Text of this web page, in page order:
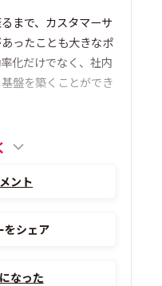
まで、カスタマーサ
ったことも大きなポ
化だけでなく、社内
盤を築くことができ
ント
をシェア
なった